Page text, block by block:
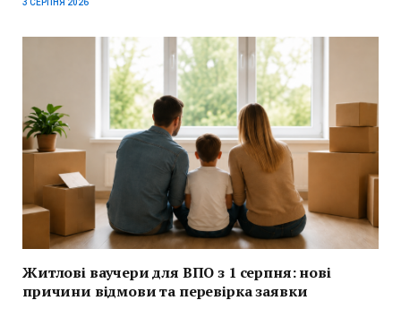
3 СЕРПНЯ 2026
Житлові ваучери для ВПО з 1 серпня: нові
причини відмови та перевірка заявки